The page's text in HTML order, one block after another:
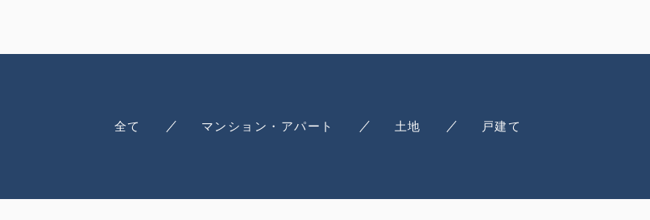
全て マンション・アパート 土地 戸建て